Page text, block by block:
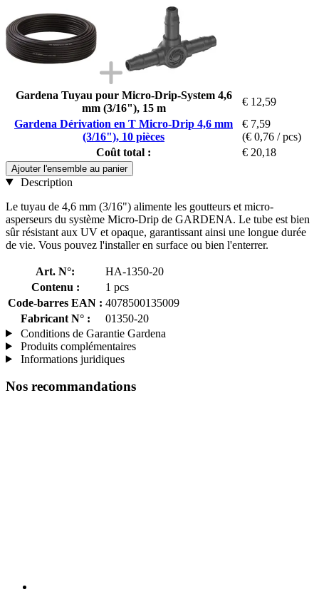
Gardena Tuyau pour Micro-Drip-System 4,6
mm (3/16"), 15 m
€ 12,59
Gardena Dérivation en T Micro-Drip 4,6 mm
(3/16"), 10 pièces
€ 7,59
(€ 0,76 / pcs)
Coût total :
€ 20,18
Ajouter l'ensemble au panier
Description
Le tuyau de 4,6 mm (3/16") alimente les goutteurs et micro-
asperseurs du système Micro-Drip de GARDENA. Le tube est bien
sûr résistant aux UV et opaque, garantissant ainsi une longue durée
de vie. Vous pouvez l'installer en surface ou bien l'enterrer.
Art. N°:
HA-1350-20
Contenu :
1 pcs
Code-barres EAN : 4078500135009
Fabricant N° :
01350-20
Conditions de Garantie Gardena
Produits complémentaires
Informations juridiques
Nos recommandations